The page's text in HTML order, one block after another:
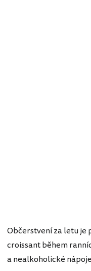
Občerstvení za letu je
croissant během
a nealkoholické